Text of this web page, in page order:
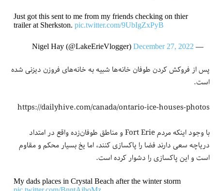
Just got this sent to me from my friends checking on thier
trailer at Sherkston. pic.twitter.com/9UbIgZxPyB
— Nigel Hay (@LakeErieVlogger)
December 27, 2022
پس از فروکش کردن طوفان خانه‌ها شبیه به خانه‌های فروزن دیزنی شده
است.
https://dailyhive.com/canada/ontario-ice-houses-photos
با وجود اینکه مردم Fort Erie و مناطق طوفان‌زده واقع در امتداد
دریاچه سعی دارند فضا را پاکسازی کنند، اما یخ بسیار محکم و مقاوم
است و این پاکسازی را دشوار کرده است.
My dads places in Crystal Beach after the winter storm